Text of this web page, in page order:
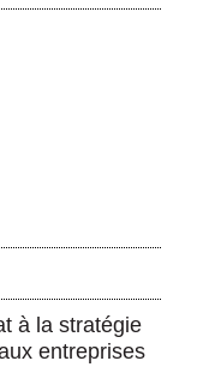
à la stratégie
entreprises